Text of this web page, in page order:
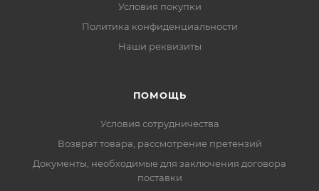
Условия покупки
Политика конфиденциальности
Наши реквизиты
ПОМОЩЬ
Условия сотрудничества
Возврат товара, рассмотрение претензий
Документы, необходимые для заключения договора
поставки